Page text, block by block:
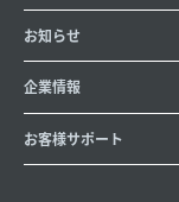
お知らせ
企業情報
お客様サポート